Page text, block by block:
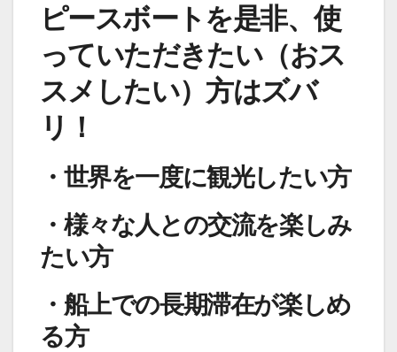
ピースボートを是非、使
っていただきたい（おス
スメしたい）方はズバ
リ！
・世界を一度に観光したい方
・様々な人との交流を楽しみ
たい方
・船上での長期滞在が楽しめ
る方